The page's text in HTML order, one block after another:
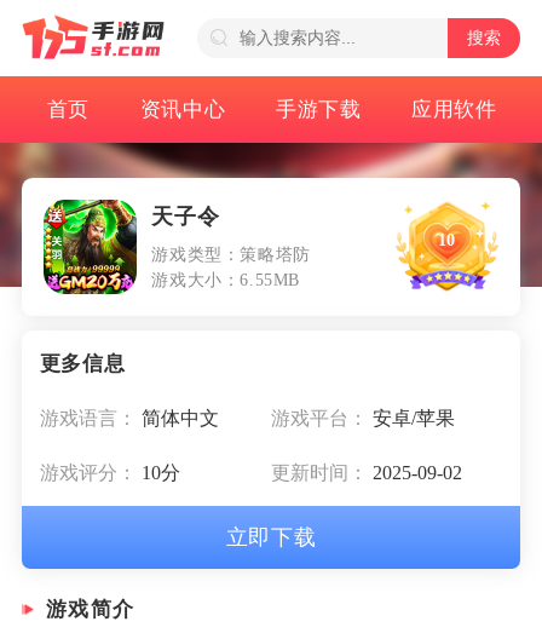
搜索
首页 资讯中心 手游下载 应用软件
天子令
游戏类型：策略塔防
游戏大小：6.55MB
10
游戏语言： 简体中文 游戏平台： 安卓/苹果
游戏评分： 10分 更新时间： 2025-09-02
立即下载
游戏简介